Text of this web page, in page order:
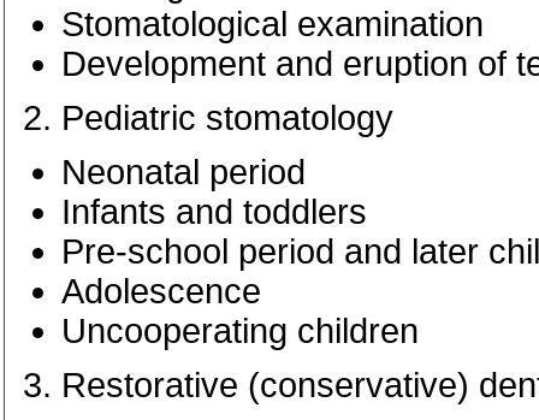
Stomatological examination
Development and eruption of
Pediatric stomatology
Neonatal period
Infants and toddlers
Pre-school period and later
Adolescence
Uncooperating children
Restorative (conservative)